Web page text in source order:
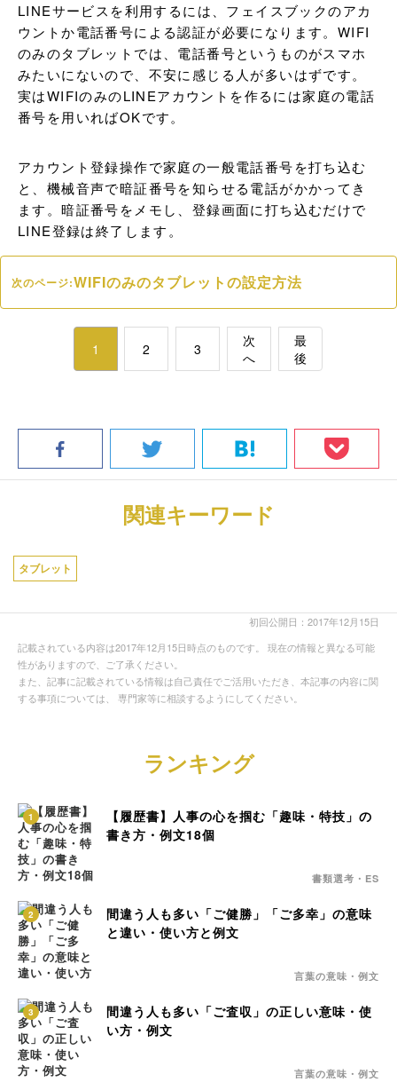
LINEサービスを利用するには、フェイスブックのアカ
ウントか電話番号による認証が必要になります。WIFI
のみのタブレットでは、電話番号というものがスマホ
みたいにないので、不安に感じる人が多いはずです。
実はWIFIのみのLINEアカウントを作るには家庭の電話
番号を用いればOKです。
アカウント登録操作で家庭の一般電話番号を打ち込む
と、機械音声で暗証番号を知らせる電話がかかってき
ます。暗証番号をメモし、登録画面に打ち込むだけで
LINE登録は終了します。
次のページ:WIFIのみのタブレットの設定方法
1 2 3
次
へ
最
後
関連キーワード
タブレット
初回公開日：2017年12月15日
記載されている内容は2017年12月15日時点のものです。 現在の情報と異なる可能
性がありますので、ご了承ください。
また、記事に記載されている情報は自己責任でご活用いただき、本記事の内容に関
する事項については、 専門家等に相談するようにしてください。
ランキング
1
【履歴書】人事の心を掴む「趣味・特技」の
書き方・例文18個
書類選考・ES
2
間違う人も多い「ご健勝」「ご多幸」の意味
と違い・使い方と例文
言葉の意味・例文
3
間違う人も多い「ご査収」の正しい意味・使
い方・例文
言葉の意味・例文